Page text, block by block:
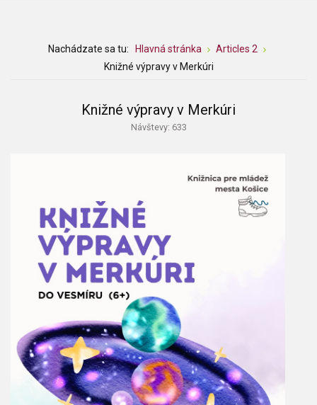
Nachádzate sa tu: Hlavná stránka
Articles 2
Knižné výpravy v Merkúri
Knižné výpravy v Merkúri
Návštevy: 633